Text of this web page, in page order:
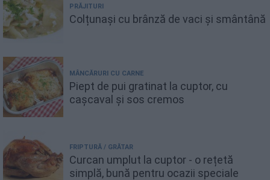
PRĂJITURI
Colțunași cu brânză de vaci și smântână
MÂNCĂRURI CU CARNE
Piept de pui gratinat la cuptor, cu
cașcaval și sos cremos
FRIPTURĂ / GRĂTAR
Curcan umplut la cuptor - o rețetă
simplă, bună pentru ocazii speciale